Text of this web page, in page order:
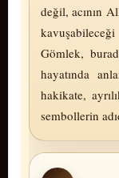
değil, acının
Gömlek,
hayatında
hakikate,
sembollerin